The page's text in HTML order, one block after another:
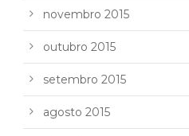
novembro 2015
outubro 2015
setembro 2015
agosto 2015